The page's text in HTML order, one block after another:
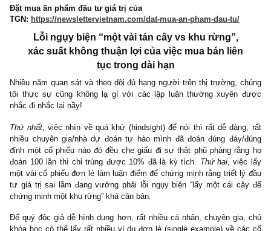
phải chính xác 100% tựa như việc ta nhìn về quá khứ
Để rồi ta thấy rằng việc làm giàu trên TTCK thật dễ dàng cho mọi
làm sao…
Đặt mua ấn phẩm đầu tư giá trị của
https://newslettervietnam.com/dat-mua-an-pham-dau-tu/
Lỗi ngụy biện “một vài tán cây vs khu rừng”,
xác suất không thuận lợi của việc mua bán liên
Nhiều năm quan sát và theo dõi đủ hạng người trên thị trường,
tôi thực sự cũng không lạ gì với các lập luận thường xuyên
nhắc đi nhắc lại nầy!
Thứ nhất, việc nhìn về quá khứ (hindsight) để nói thì rất dễ
nhiều chuyên gia/nhà dự đoán tự hào mình đã đoán đúng
đỉnh một cổ phiếu nào đó đều che giấu đi sự thật phũ phàng
đoán 100 lần thì chỉ trúng được 10% đã là kỳ tích. Thứ hai ,